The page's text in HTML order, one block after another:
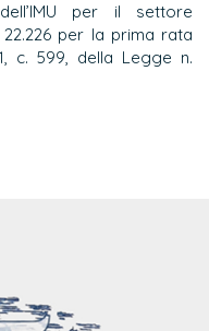
per il settore
per la prima rata
c. 599, della Legge n.